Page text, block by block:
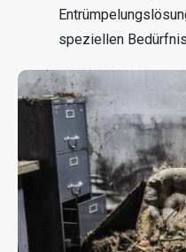
speziellen